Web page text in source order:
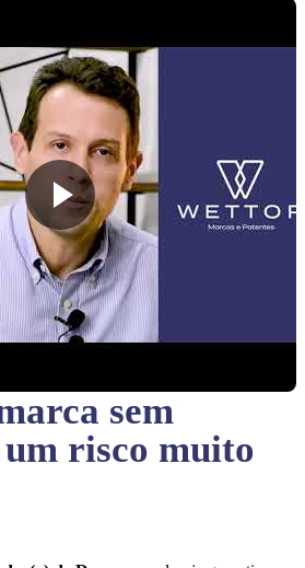
sem
um risco muito